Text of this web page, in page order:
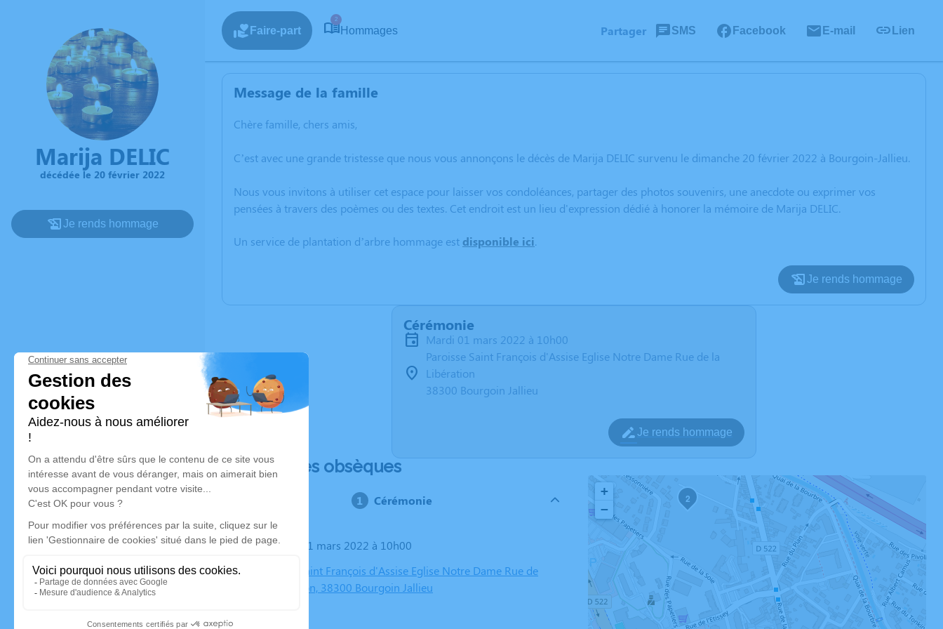
Marija DELIC
décédée le 20 février 2022
Je rends hommage
Faire-part
2
Hommages Partager SMS Facebook E-mail Lien
Message de la famille
Chère famille, chers amis,
C’est avec une grande tristesse que nous vous annonçons le décès de Marija DELIC survenu le dimanche 20 février 2022 à Bourgoin-Jallieu.
Nous vous invitons à utiliser cet espace pour laisser vos condoléances, partager des photos souvenirs, une anecdote ou exprimer vos
pensées à travers des poèmes ou des textes. Cet endroit est un lieu d'expression dédié à honorer la mémoire de Marija DELIC.
Un service de plantation d’arbre hommage est disponible ici.
Je rends hommage
Cérémonie
mardi 01 mars 2022 à 10h00
Paroisse Saint François d'Assise Eglise Notre Dame Rue de la
Libération
38300 Bourgoin Jallieu
Je rends hommage
Déroulé des obsèques
Cérémonie
Le mardi 01 mars 2022 à 10h00
Paroisse Saint François d'Assise Eglise Notre Dame Rue de
la Libération, 38300 Bourgoin Jallieu
2
+
−